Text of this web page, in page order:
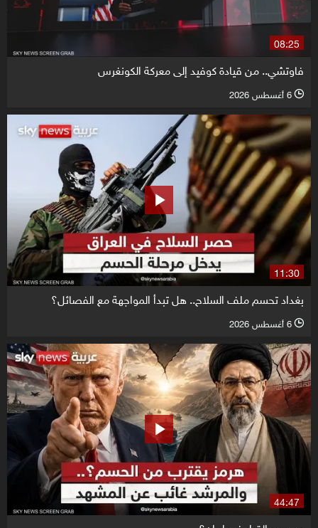
08:25
فاوتشي.. من قيادة كوفيد إلى معركة الكونغرس
l 6 أغسطس 2026
11:30
بغداد تحسم ملف السلاح.. هل تبدأ المواجهة مع الفصائل؟
l 6 أغسطس 2026
44:47